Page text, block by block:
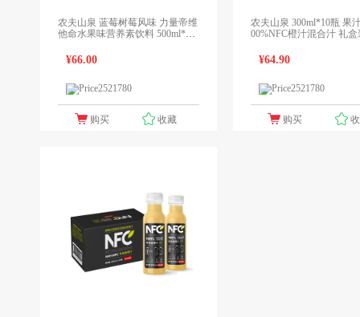
农夫山泉 蓝莓树莓风味 力量帝维
他命水果味营养素饮料 500ml*15
¥66.00
购买 收藏
农夫山泉 300ml*10瓶 果汁饮料 1
00%NFC橙汁混合汁 礼
¥64.90
购买